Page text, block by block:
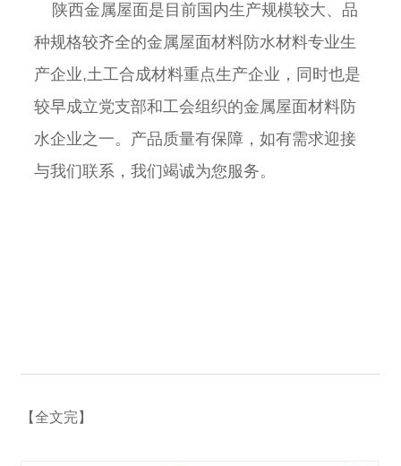
陕西金属屋面是目前国内生产规模较大、品
种规格较齐全的金属屋面材料防水材料专业生
产企业,土工合成材料重点生产企业，同时也是
较早成立党支部和工会组织的金属屋面材料防
水企业之一。产品质量有保障，如有需求迎接
与我们联系，我们竭诚为您服务。
【全文完】